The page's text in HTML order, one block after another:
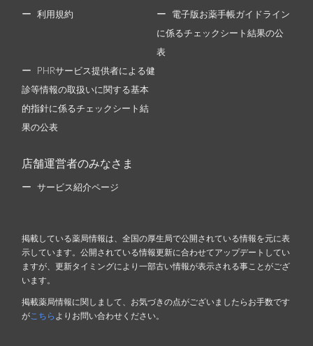
利用規約 電子版お薬手帳ガイドライン
に係るチェックシート結果の公
表
PHRサービス提供者による健
診等情報の取扱いに関する基本
的指針に係るチェックシート結
果の公表
店舗運営者のみなさま
サービス紹介ページ
掲載している薬局情報は、全国の厚生局で公開されている情報を元に表
示しています。公開されている情報更新に合わせてアップデートしてい
ますが、更新タイミングにより一部古い情報が表示される事ことがござ
います。
掲載薬局情報に関しまして、お気づきの点がございましたらお手数です
が こちら よりお問い合わせください。